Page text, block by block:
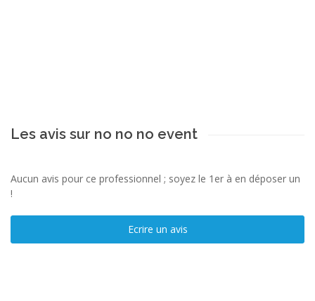
Les avis sur no no no event
Aucun avis pour ce professionnel ; soyez le 1er à en déposer un
!
Ecrire un avis